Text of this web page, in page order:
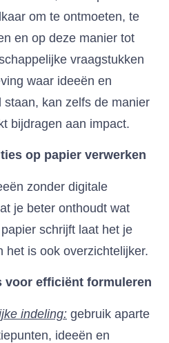
om te ontmoeten, te
en op deze manier tot
vraagstukken
waar ideeën en
kan zelfs de manier
bijdragen aan impact.
op papier verwerken
zonder digitale
je beter onthoudt wat
schrijft laat het je
het is ook overzichtelijker.
voor efficiënt formuleren
indeling: gebruik aparte
ideeën en